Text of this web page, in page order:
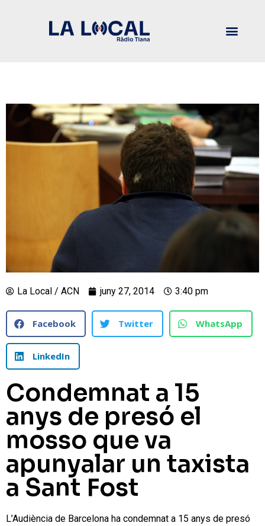
La Local / ACN juny 27, 2014 3:40 pm
Facebook Twitter WhatsApp
LinkedIn
Condemnat a 15
anys de presó el
mosso que va
apunyalar un taxista
a Sant Fost
L’Audiència de Barcelona ha condemnat a 15 anys de presó